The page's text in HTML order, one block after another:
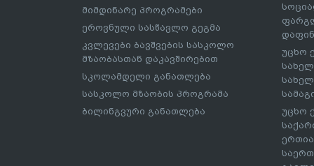
მიმდინარე პროგრამები
ეროვნული სასწავლო გეგმა
კვლევები ბავშვების სასკოლო
მზაობასთან დაკავშირებით
სკოლამდელი განათლება
სასკოლო მზაობის პროგრამა
ბილინგვური განათლება
უცხო
უცხო